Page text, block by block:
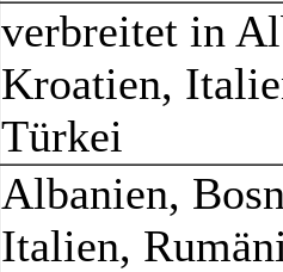
verbreitet in
Kroatien,
Türkei
Albanien,
Italien,